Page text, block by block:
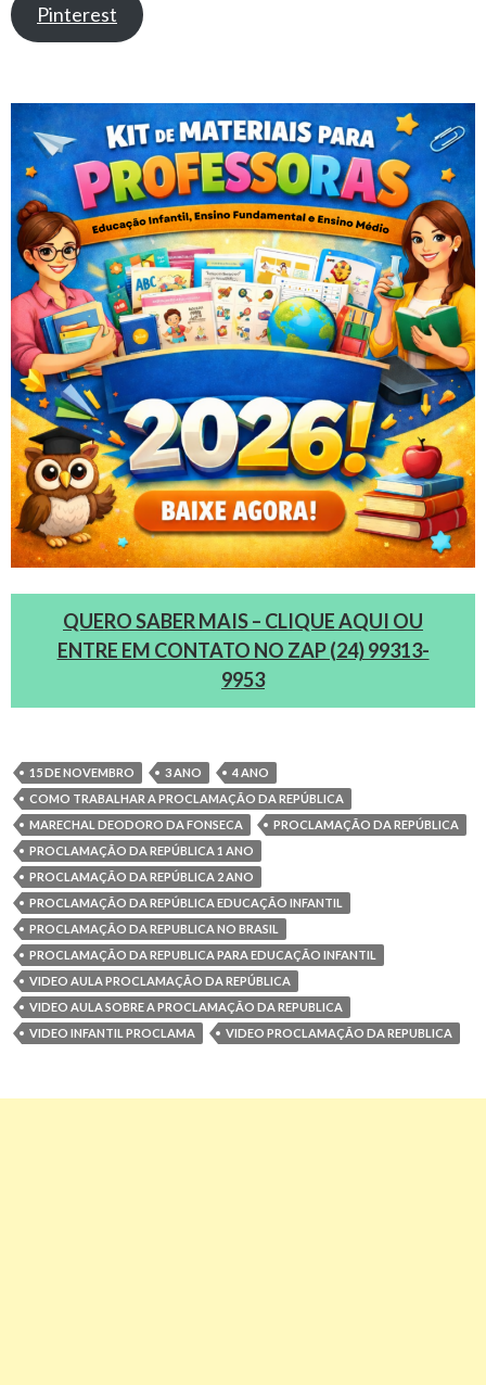
Pinterest
QUERO SABER MAIS – CLIQUE AQUI OU
ENTRE EM CONTATO NO ZAP (24) 99313-
9953
15 DE NOVEMBRO 3 ANO
4 ANO
COMO TRABALHAR A PROCLAMAÇÃO DA REPÚBLICA
MARECHAL DEODORO DA FONSECA
PROCLAMAÇÃO DA REPÚBLICA
PROCLAMAÇÃO DA REPÚBLICA 1 ANO
PROCLAMAÇÃO DA REPÚBLICA 2 ANO
PROCLAMAÇÃO DA REPÚBLICA EDUCAÇÃO INFANTIL
PROCLAMAÇÃO DA REPUBLICA NO BRASIL
PROCLAMAÇÃO DA REPUBLICA PARA EDUCAÇÃO INFANTIL
VIDEO AULA PROCLAMAÇÃO DA REPÚBLICA
VIDEO AULA SOBRE A PROCLAMAÇÃO DA REPUBLICA
VIDEO INFANTIL PROCLAMA
VIDEO PROCLAMAÇÃO DA REPUBLICA